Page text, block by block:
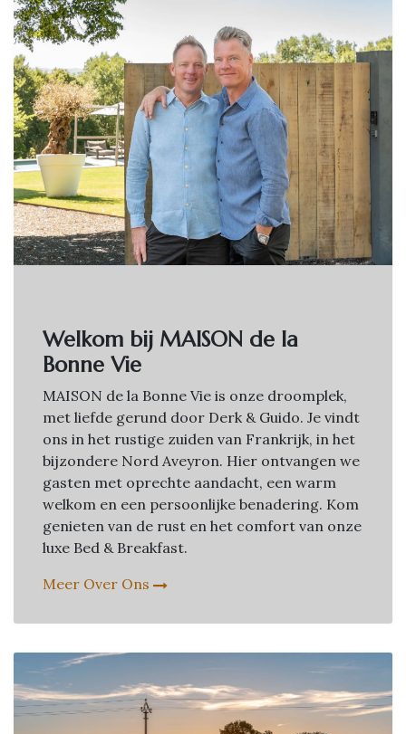
Welkom bij MAISON de la
Bonne Vie
MAISON de la Bonne Vie is onze droomplek,
met liefde gerund door Derk & Guido. Je vindt
ons in het rustige zuiden van Frankrijk, in het
bijzondere Nord Aveyron. Hier ontvangen we
gasten met oprechte aandacht, een warm
welkom en een persoonlijke benadering. Kom
genieten van de rust en het comfort van onze
luxe Bed & Breakfast.
Meer Over Ons